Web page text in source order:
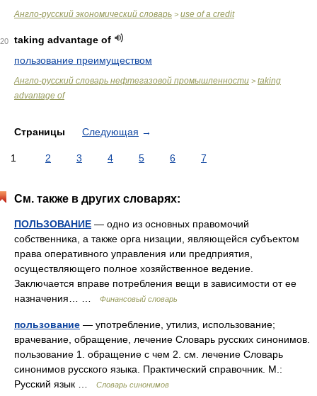
Англо-русский экономический словарь > use of a credit
20
taking advantage of
пользование преимуществом
Англо-русский словарь нефтегазовой промышленности > taking
advantage of
Страницы Следующая →
1 2 3 4 5 6 7
См. также в других словарях:
ПОЛЬЗОВАНИЕ — одно из основных правомочий
собственника, а также орга низации, являющейся субъектом
права оперативного управления или предприятия,
осуществляющего полное хозяйственное ведение.
Заключается вправе потребления вещи в зависимости от ее
назначения… …
Финансовый словарь
пользование — употребление, утилиз, использование;
врачевание, обращение, лечение Словарь русских синонимов.
пользование 1. обращение с чем 2. см. лечение Словарь
синонимов русского языка. Практический справочник. М.:
Русский язык …
Словарь синонимов